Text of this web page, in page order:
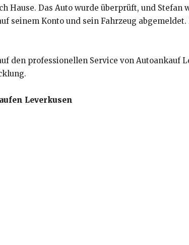
Hause. Das Auto wurde überprüft, und Stefan
seinem Konto und sein Fahrzeug
den professionellen Service von Autoankauf
Leverkusen